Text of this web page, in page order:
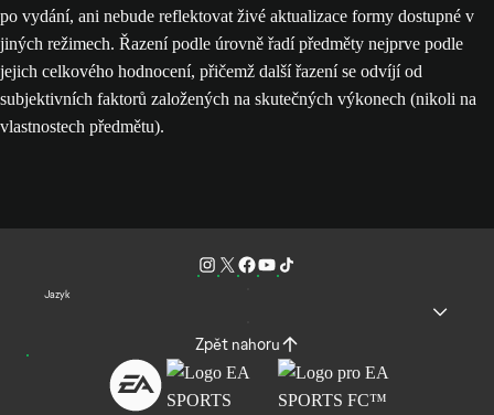
po vydání, ani nebude reflektovat živé aktualizace formy dostupné v
jiných režimech. Řazení podle úrovně řadí předměty nejprve podle
jejich celkového hodnocení, přičemž další řazení se odvíjí od
subjektivních faktorů založených na skutečných výkonech (nikoli na
vlastnostech předmětu).
Jazyk
Zpět nahoru